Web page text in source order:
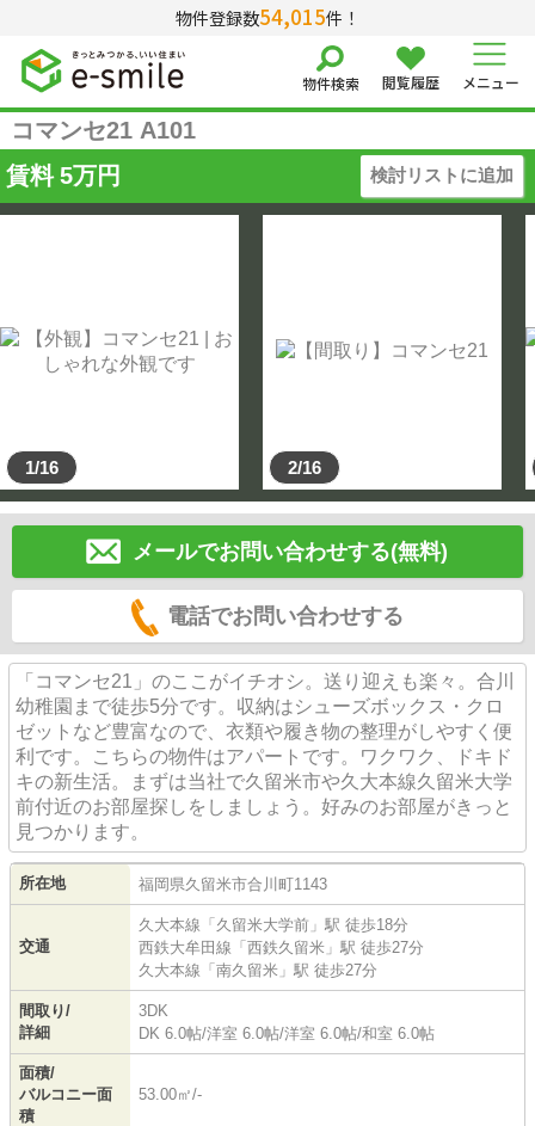
物件登録数54,015件！
物件検索 閲覧履歴 メニュー
コマンセ21 A101
賃料 5万円 検討リストに追加
1/16 2/16
メールでお問い合わせする(無料)
電話でお問い合わせする
「コマンセ21」のここがイチオシ。送り迎えも楽々。合川
幼稚園まで徒歩5分です。収納はシューズボックス・クロ
ゼットなど豊富なので、衣類や履き物の整理がしやすく便
利です。こちらの物件はアパートです。ワクワク、ドキド
キの新生活。まずは当社で久留米市や久大本線久留米大学
前付近のお部屋探しをしましょう。好みのお部屋がきっと
見つかります。
所在地 福岡県久留米市合川町1143
交通
久大本線 「久留米大学前 」駅 徒歩18分
西鉄大牟田線 「西鉄久留米 」駅 徒歩27分
久大本線 「南久留米 」駅 徒歩27分
間取り/
詳細
3DK
DK 6.0帖/洋室 6.0帖/洋室 6.0帖/和室 6.0帖
面積/
バルコニー面
積
53.00㎡/-